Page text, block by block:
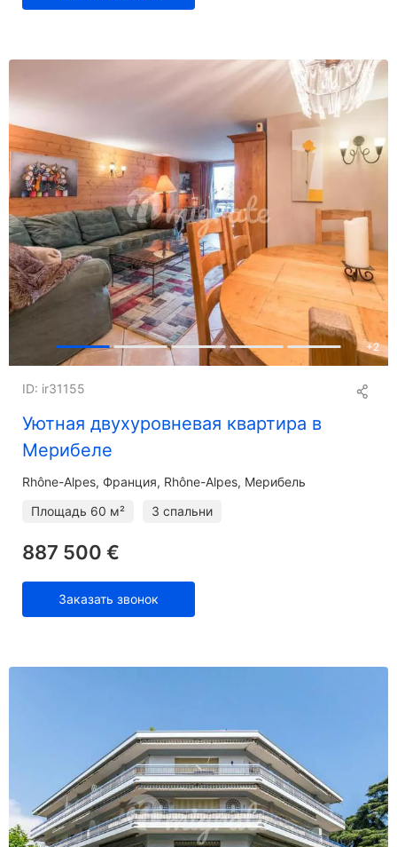
+2
Уютная двухуровневая квартира в
Мерибеле
ID: ir31155
Rhône-Alpes Франция, Rhône-Alpes, Мерибель
Площадь 60 м² 3 спальни
887 500 €
Заказать звонок